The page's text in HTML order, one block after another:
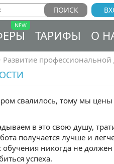
ТАРИФЫ О
Развитие профессиональной
свалилось, тому мы
в это свою душу,
получается лучше и
обучения никогда не
успеха.